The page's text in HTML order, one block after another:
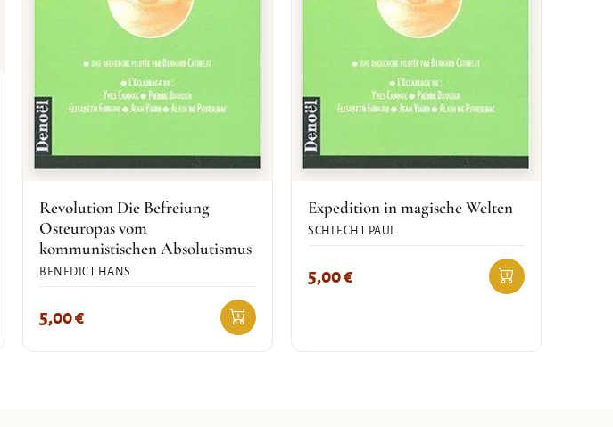
Revolution Die Befreiung
Osteuropas vom
kommunistischen Absolutismus
BENEDICT HANS
5,00€
Expedition in magische Welten
SCHLECHT PAUL
5,00€